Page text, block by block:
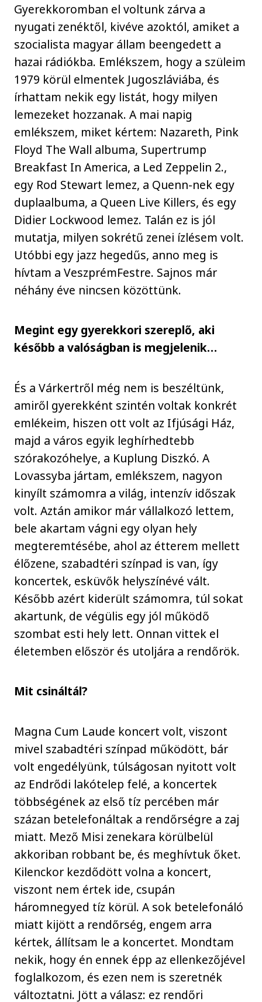
Gyerekkoromban el voltunk zárva a
nyugati zenéktől, kivéve azoktól, amiket a
szocialista magyar állam beengedett a
hazai rádiókba. Emlékszem, hogy a szüleim
1979 körül elmentek Jugoszláviába, és
írhattam nekik egy listát, hogy milyen
lemezeket hozzanak. A mai napig
emlékszem, miket kértem: Nazareth, Pink
Floyd The Wall albuma, Supertrump
Breakfast In America, a Led Zeppelin 2.,
egy Rod Stewart lemez, a Quenn-nek egy
duplaalbuma, a Queen Live Killers, és egy
Didier Lockwood lemez. Talán ez is jól
mutatja, milyen sokrétű zenei ízlésem volt.
Utóbbi egy jazz hegedűs, anno meg is
hívtam a VeszprémFestre. Sajnos már
néhány éve nincsen közöttünk.
Megint egy gyerekkori szereplő, aki
később a valóságban is megjelenik…
És a Várkertről még nem is beszéltünk,
amiről gyerekként szintén voltak konkrét
emlékeim, hiszen ott volt az Ifjúsági Ház,
majd a város egyik leghírhedtebb
szórakozóhelye, a Kuplung Diszkó. A
Lovassyba jártam, emlékszem, nagyon
kinyílt számomra a világ, intenzív időszak
volt. Aztán amikor már vállalkozó lettem,
bele akartam vágni egy olyan hely
megteremtésébe, ahol az étterem mellett
élőzene, szabadtéri színpad is van, így
koncertek, esküvők helyszínévé vált.
Később azért kiderült számomra, túl sokat
akartunk, de végülis egy jól működő
szombat esti hely lett. Onnan vittek el
életemben először és utoljára a rendőrök.
Mit csináltál?
Magna Cum Laude koncert volt, viszont
mivel szabadtéri színpad működött, bár
volt engedélyünk, túlságosan nyitott volt
az Endrődi lakótelep felé, a koncertek
többségének az első tíz percében már
százan betelefonáltak a rendőrségre a zaj
miatt. Mező Misi zenekara körülbelül
akkoriban robbant be, és meghívtuk őket.
Kilenckor kezdődött volna a koncert,
viszont nem értek ide, csupán
háromnegyed tíz körül. A sok betelefonáló
miatt kijött a rendőrség, engem arra
kértek, állítsam le a koncertet. Mondtam
nekik, hogy én ennek épp az ellenkezőjével
foglalkozom, és ezen nem is szeretnék
változtatni. Jött a válasz: ez rendőri